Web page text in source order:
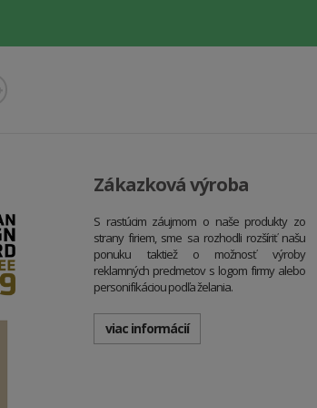
Zákazková výroba
S rastúcim záujmom o naše produkty zo
strany firiem, sme sa rozhodli rozšíriť našu
ponuku taktiež o možnosť výroby
reklamných predmetov s logom firmy alebo
personifikáciou podľa želania.
viac informácií